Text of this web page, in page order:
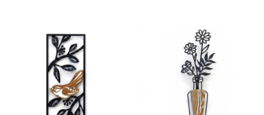
Hozzáadás a kívánságlistához
Összehasonlítás